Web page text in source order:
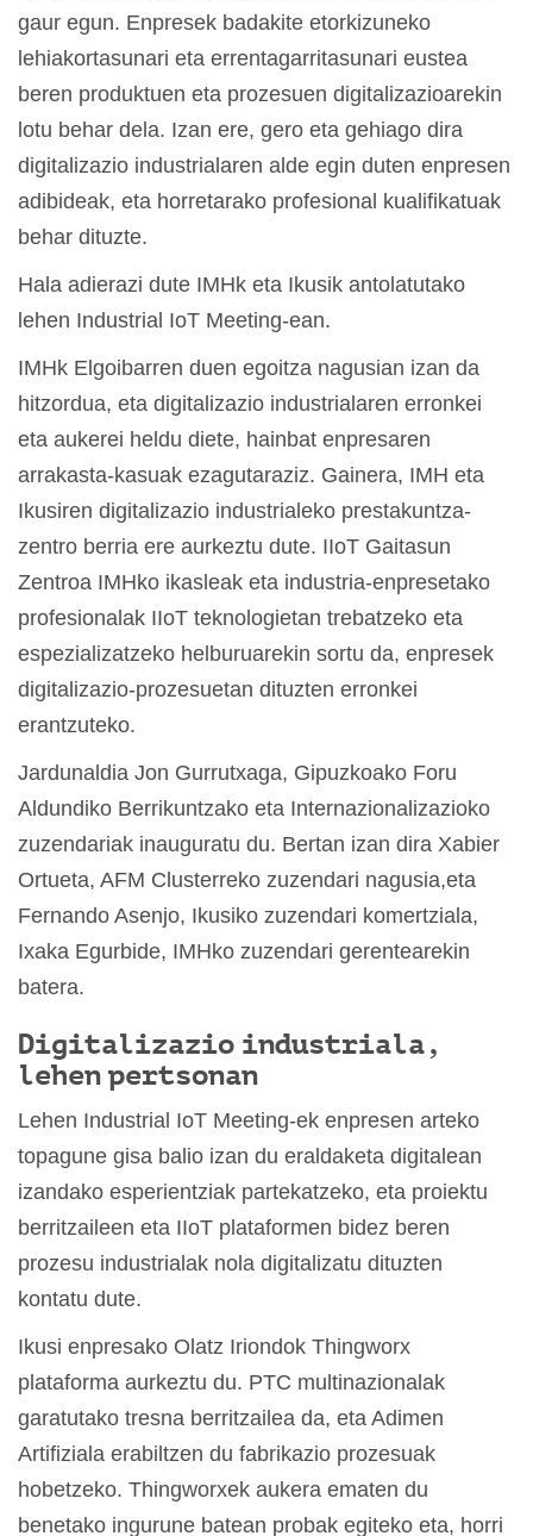
gaur egun. Enpresek badakite etorkizuneko
lehiakortasunari eta errentagarritasunari eustea
beren produktuen eta prozesuen digitalizazioarekin
lotu behar dela. Izan ere, gero eta gehiago dira
digitalizazio industrialaren alde egin duten enpresen
adibideak, eta horretarako profesional kualifikatuak
behar dituzte.
Hala adierazi dute IMHk eta Ikusik antolatutako
lehen Industrial IoT Meeting-ean.
IMHk Elgoibarren duen egoitza nagusian izan da
hitzordua, eta digitalizazio industrialaren erronkei
eta aukerei heldu diete, hainbat enpresaren
arrakasta-kasuak ezagutaraziz. Gainera, IMH eta
Ikusiren digitalizazio industrialeko prestakuntza-
zentro berria ere aurkeztu dute. IIoT Gaitasun
Zentroa IMHko ikasleak eta industria-enpresetako
profesionalak IIoT teknologietan trebatzeko eta
espezializatzeko helburuarekin sortu da, enpresek
digitalizazio-prozesuetan dituzten erronkei
erantzuteko.
Jardunaldia Jon Gurrutxaga, Gipuzkoako Foru
Aldundiko Berrikuntzako eta Internazionalizazioko
zuzendariak inauguratu du. Bertan izan dira Xabier
Ortueta, AFM Clusterreko zuzendari nagusia,eta
Fernando Asenjo, Ikusiko zuzendari komertziala,
Ixaka Egurbide, IMHko zuzendari gerentearekin
batera.
Digitalizazio industriala,
lehen pertsonan
Lehen Industrial IoT Meeting-ek enpresen arteko
topagune gisa balio izan du eraldaketa digitalean
izandako esperientziak partekatzeko, eta proiektu
berritzaileen eta IIoT plataformen bidez beren
prozesu industrialak nola digitalizatu dituzten
kontatu dute.
Ikusi enpresako Olatz Iriondok Thingworx
plataforma aurkeztu du. PTC multinazionalak
garatutako tresna berritzailea da, eta Adimen
Artifiziala erabiltzen du fabrikazio prozesuak
hobetzeko. Thingworxek aukera ematen du
benetako ingurune batean probak egiteko eta, horri